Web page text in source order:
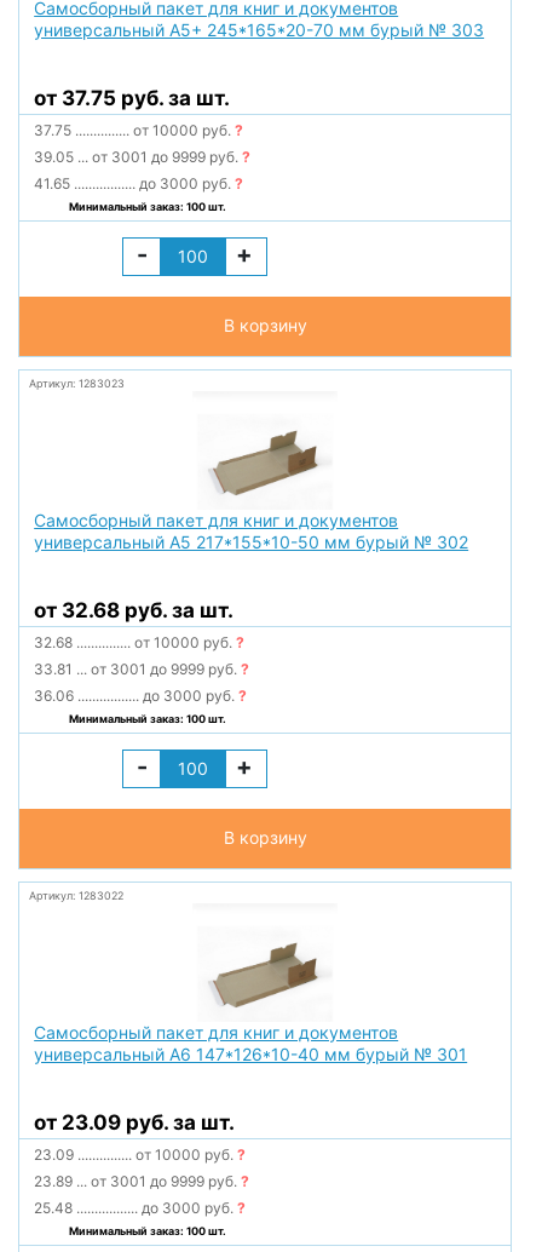
Самосборный пакет для книг и документов
универсальный А5+ 245*165*20-70 мм бурый № 303
от 37.75 руб. за шт.
37.75 ............... от 10000 руб.?
39.05 ... от 3001 до 9999 руб.?
41.65 ................. до 3000 руб.?
Минимальный заказ: 100 шт.
- +
В корзину
Артикул: 1283023
Самосборный пакет для книг и документов
универсальный А5 217*155*10-50 мм бурый № 302
от 32.68 руб. за шт.
32.68 ............... от 10000 руб.?
33.81 ... от 3001 до 9999 руб.?
36.06 ................. до 3000 руб.?
Минимальный заказ: 100 шт.
- +
В корзину
Артикул: 1283022
Самосборный пакет для книг и документов
универсальный А6 147*126*10-40 мм бурый № 301
от 23.09 руб. за шт.
23.09 ............... от 10000 руб.?
23.89 ... от 3001 до 9999 руб.?
25.48 ................. до 3000 руб.?
Минимальный заказ: 100 шт.